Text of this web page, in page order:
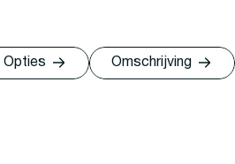
Opties Omschrijving